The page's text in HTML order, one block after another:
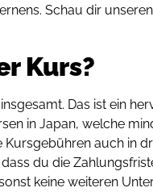
Schau dir unseren
Kurs?
insgesamt. Das ist ein
in Japan, welche
Kursgebühren auch in
du die
keine weiteren